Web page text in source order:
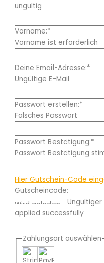
ungültig
Vorname:*
Vorname ist erforderlich
Deine Email-Adresse:*
Ungültige E-Mail
Passwort erstellen:*
Falsches Passwort
Passwort Bestätigung:*
Passwort Bestätigung
Hier Gutschein-Code
Gutscheincode:
applied successfully
Zahlungsart auswählen